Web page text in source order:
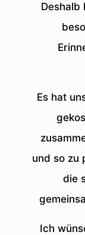
Deshalb
Es hat
und so zu
die
Ich